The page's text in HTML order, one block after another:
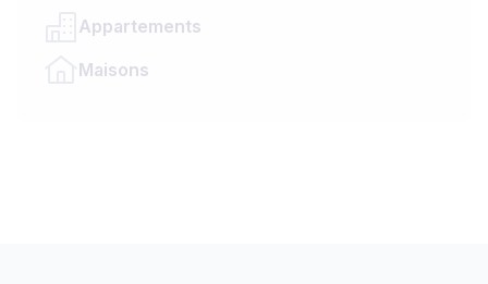
Appartements
Maisons